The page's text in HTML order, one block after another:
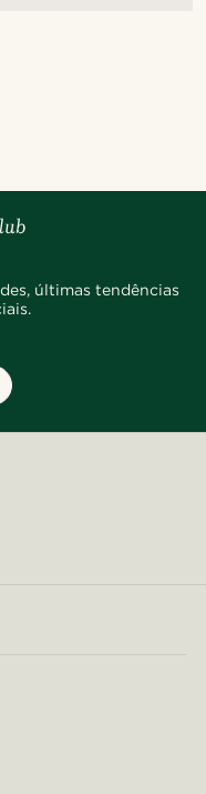
últimas tendências